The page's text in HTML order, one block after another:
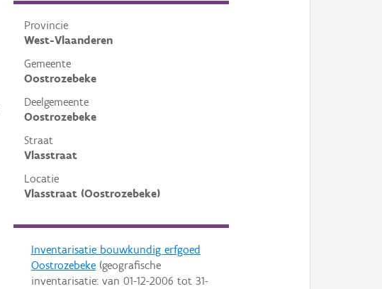
Provincie
West-Vlaanderen
Gemeente
Oostrozebeke
Deelgemeente
Oostrozebeke
Straat
Vlasstraat
Locatie
Vlasstraat (Oostrozebeke)
Inventarisatie bouwkundig erfgoed
Oostrozebeke(geografische
inventarisatie: van 01-12-2006 tot 31-